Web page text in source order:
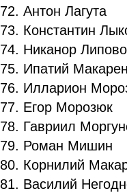
72. Антон Лагута
73. Константин
74. Никанор
75. Ипатий
76. Илларион
77. Егор Морозюк
78. Гавриил
79. Роман Мишин
80. Корнилий
81. Василий